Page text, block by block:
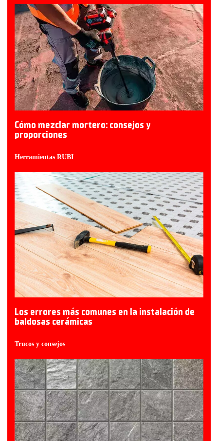
Cómo mezclar mortero: consejos y
proporciones
Herramientas RUBI
Los errores más comunes en la instalación de
baldosas cerámicas
Trucos y consejos